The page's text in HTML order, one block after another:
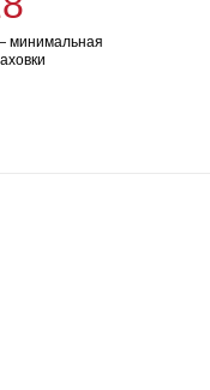
минимальная